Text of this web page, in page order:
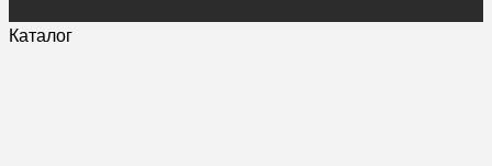
Каталог